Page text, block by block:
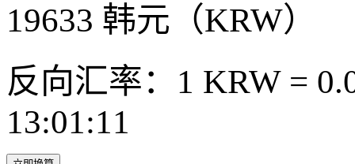
19633 韩元（KRW）
反向汇率：1 KRW =
13:01:11